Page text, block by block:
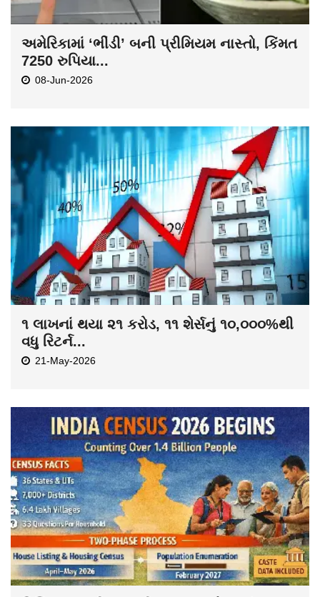
અમેરિકામાં ‘ભીંડી’ બની પ્રીમિયમ નાસ્તો, કિંમત
7250 રુપિયા...
08-Jun-2026
૧ લાખનાં થયા ૨૧ કરોડ, ૧૧ શેર્સનું ૧૦,૦૦૦%થી
વધુ રિટર્ન...
21-May-2026